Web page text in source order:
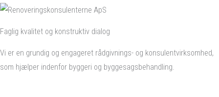
Faglig kvalitet og konstruktiv dialog
Vi er en grundig og engageret rådgivnings- og konsulentvirksomhed,
som hjælper indenfor byggeri og byggesagsbehandling.